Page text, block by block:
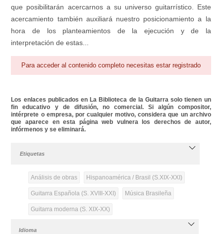
que posibilitarán acercarnos a su universo guitarrístico. Este
acercamiento también auxiliará nuestro posicionamiento a la
hora de los planteamientos de la ejecución y de la
interpretación de estas...
Para acceder al contenido completo necesitas estar registrado
Los enlaces publicados en La Biblioteca de la Guitarra solo tienen un
fin educativo y de difusión, no comercial. Si algún compositor,
intérprete o empresa, por cualquier motivo, considera que un archivo
que aparece en esta página web vulnera los derechos de autor,
infórmenos y se eliminará.
Etiquetas
Análisis de obras Hispanoamérica / Brasil (S.XIX-XXI)
Guitarra Española (S. XVIII-XXI) Música Brasileña
Guitarra moderna (S. XIX-XX)
Idioma